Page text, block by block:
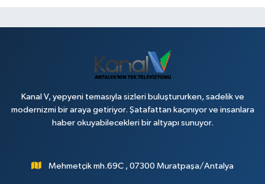
Kanal V, yepyeni temasıyla sizleri buluştururken, sadelik ve
modernizmi bir araya getiriyor. Şatafattan kaçınıyor ve insanlara
haber okuyabilecekleri bir altyapı sunuyor.
Mehmetçik mh.69C , 07300 Muratpaşa/Antalya